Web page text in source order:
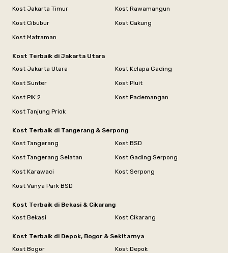
Kost Jakarta Timur
Kost Rawamangun
Kost Cibubur
Kost Cakung
Kost Matraman
Kost Terbaik di Jakarta Utara
Kost Jakarta Utara
Kost Kelapa Gading
Kost Sunter
Kost Pluit
Kost PIK 2
Kost Pademangan
Kost Tanjung Priok
Kost Terbaik di Tangerang & Serpong
Kost Tangerang
Kost BSD
Kost Tangerang Selatan
Kost Gading Serpong
Kost Karawaci
Kost Serpong
Kost Vanya Park BSD
Kost Terbaik di Bekasi & Cikarang
Kost Bekasi
Kost Cikarang
Kost Terbaik di Depok, Bogor & Sekitarnya
Kost Bogor
Kost Depok